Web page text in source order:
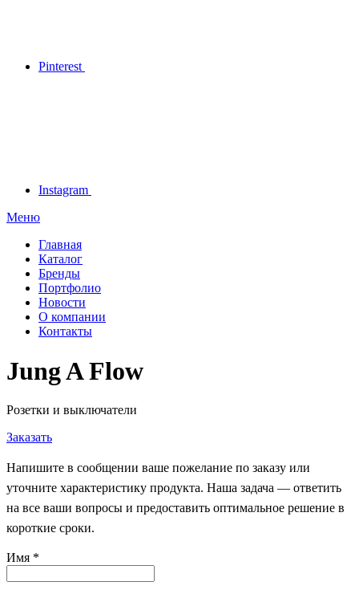
Pinterest
Instagram
Меню
Главная
Каталог
Бренды
Портфолио
Новости
О компании
Контакты
Jung A Flow
Розетки и выключатели
Заказать
Напишите в сообщении ваше пожелание по заказу или
уточните характеристику продукта. Наша задача — ответить
на все ваши вопросы и предоставить оптимальное решение в
короткие сроки.
Имя *